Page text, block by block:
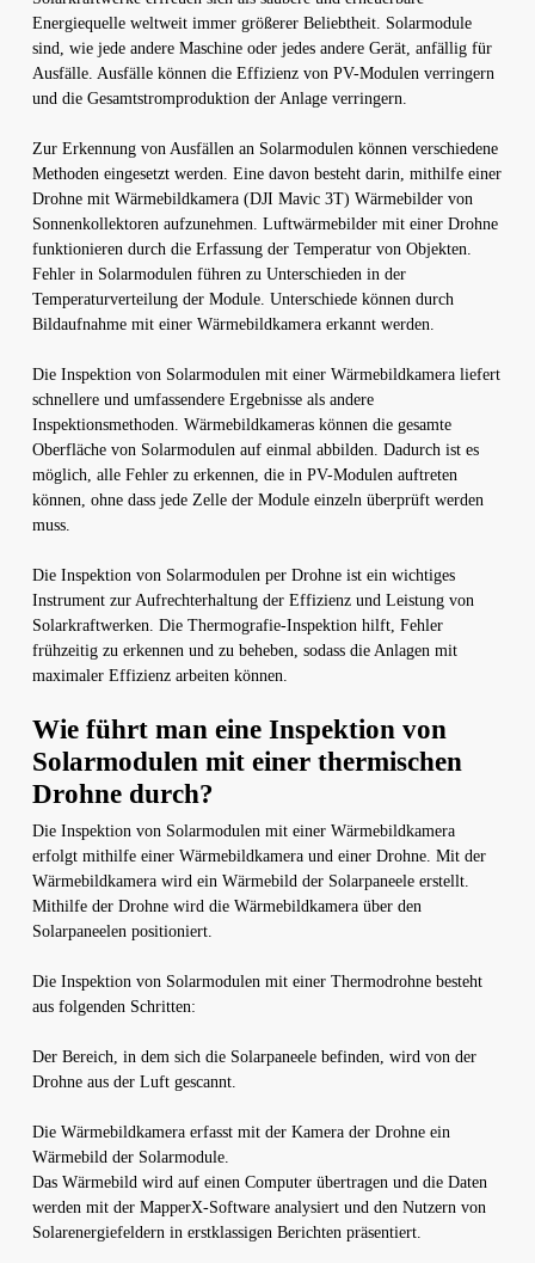
Energiequelle weltweit immer größerer Beliebtheit. Solarmodule
sind, wie jede andere Maschine oder jedes andere Gerät, anfällig für
Ausfälle. Ausfälle können die Effizienz von PV-Modulen verringern
und die Gesamtstromproduktion der Anlage verringern.
Zur Erkennung von Ausfällen an Solarmodulen können verschiedene
Methoden eingesetzt werden. Eine davon besteht darin, mithilfe einer
Drohne mit Wärmebildkamera (DJI Mavic 3T) Wärmebilder von
Sonnenkollektoren aufzunehmen. Luftwärmebilder mit einer Drohne
funktionieren durch die Erfassung der Temperatur von Objekten.
Fehler in Solarmodulen führen zu Unterschieden in der
Temperaturverteilung der Module. Unterschiede können durch
Bildaufnahme mit einer Wärmebildkamera erkannt werden.
Die Inspektion von Solarmodulen mit einer Wärmebildkamera liefert
schnellere und umfassendere Ergebnisse als andere
Inspektionsmethoden. Wärmebildkameras können die gesamte
Oberfläche von Solarmodulen auf einmal abbilden. Dadurch ist es
möglich, alle Fehler zu erkennen, die in PV-Modulen auftreten
können, ohne dass jede Zelle der Module einzeln überprüft werden
muss.
Die Inspektion von Solarmodulen per Drohne ist ein wichtiges
Instrument zur Aufrechterhaltung der Effizienz und Leistung von
Solarkraftwerken. Die Thermografie-Inspektion hilft, Fehler
frühzeitig zu erkennen und zu beheben, sodass die Anlagen mit
maximaler Effizienz arbeiten können.
Wie führt man eine Inspektion von
Solarmodulen mit einer thermischen
Drohne durch?
Die Inspektion von Solarmodulen mit einer Wärmebildkamera
erfolgt mithilfe einer Wärmebildkamera und einer Drohne. Mit der
Wärmebildkamera wird ein Wärmebild der Solarpaneele erstellt.
Mithilfe der Drohne wird die Wärmebildkamera über den
Solarpaneelen positioniert.
Die Inspektion von Solarmodulen mit einer Thermodrohne besteht
aus folgenden Schritten:
Der Bereich, in dem sich die Solarpaneele befinden, wird von der
Drohne aus der Luft gescannt.
Die Wärmebildkamera erfasst mit der Kamera der Drohne ein
Wärmebild der Solarmodule.
Das Wärmebild wird auf einen Computer übertragen und die Daten
werden mit der MapperX-Software analysiert und den Nutzern von
Solarenergiefeldern in erstklassigen Berichten präsentiert.